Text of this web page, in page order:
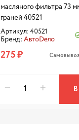
масляного фильтра 73
граней 40521
Артикул: 40521
Бренд: АвтоDело
275 ₽